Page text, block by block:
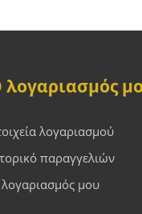
λογαριασμός
λογαριασμού
παραγγελιών
μου